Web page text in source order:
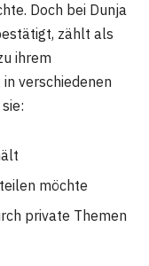
Doch bei Dunja
zählt als
ihrem
verschiedenen
möchte
private Themen